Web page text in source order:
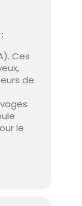
Ces
de
le